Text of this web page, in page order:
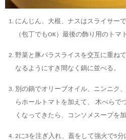
にんじん、大根、ナスはスライサー
（包丁でもOK）最後の飾り用のトマ
野菜と豚バラスライスを交互に重ね
なるようにすき間なく鍋に並べる。
別の鍋でオリーブオイル、ニンニク
らホールトマトを加えて、 木べらで
くなってきたら、コンソメスープを
2に3を注ぎ入れ、蓋をして強火で5分